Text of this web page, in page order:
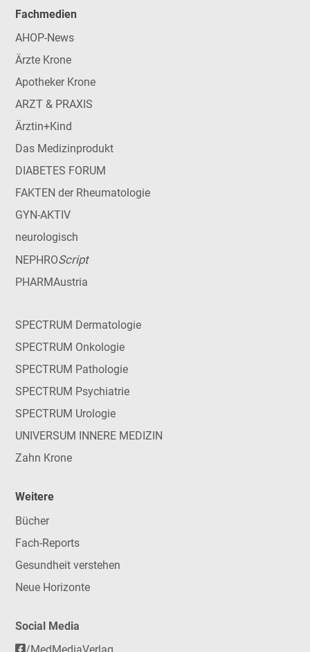
Fachmedien
AHOP-News
Ärzte Krone
Apotheker Krone
ARZT & PRAXIS
Ärztin+Kind
Das Medizinprodukt
DIABETES FORUM
FAKTEN der Rheumatologie
GYN-AKTIV
neurologisch
NEPHROScript
PHARMAustria
SPECTRUM Dermatologie
SPECTRUM Onkologie
SPECTRUM Pathologie
SPECTRUM Psychiatrie
SPECTRUM Urologie
UNIVERSUM INNERE MEDIZIN
Zahn Krone
Weitere
Bücher
Fach-Reports
Gesundheit verstehen
Neue Horizonte
Social Media